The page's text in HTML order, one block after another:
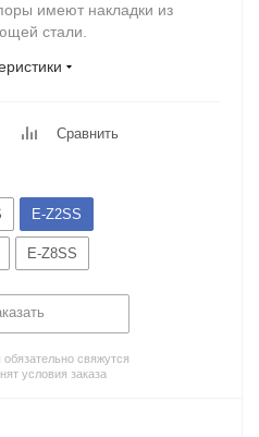
имеют накладки из
стали.
Сравнить
E-Z2SS
E-Z8SS
свяжутся
условия заказа